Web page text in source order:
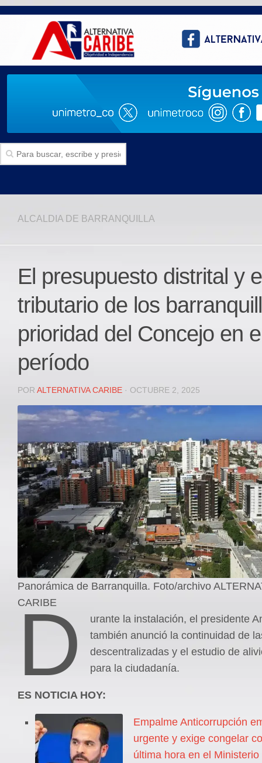
Politica
Deportes
JUDICIAL
REGIONAL
DEPARTAMENTAL
OPINIÓN
Contactenos
Twitter
Instagram
Registro ISSN: 2711-3299
ALCALDIA DE BARRANQUILLA
El presupuesto distrital y
tributario de los
prioridad del Concejo en
período
POR ALTERNATIVA CARIBE · OCTUBRE 2, 2025
Panorámica de Barranquilla. Foto/archivo
CARIBE
D
urante la instalación, el presidente
también anunció la continuidad de
descentralizadas y el estudio de
para la ciudadanía.
ES NOTICIA HOY:
Empalme Anticorrupción
urgente y exige congelar
última hora en el Ministerio